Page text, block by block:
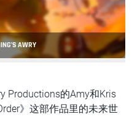
AWRY
Productions的Amy和Kris
》这部作品里的未来世